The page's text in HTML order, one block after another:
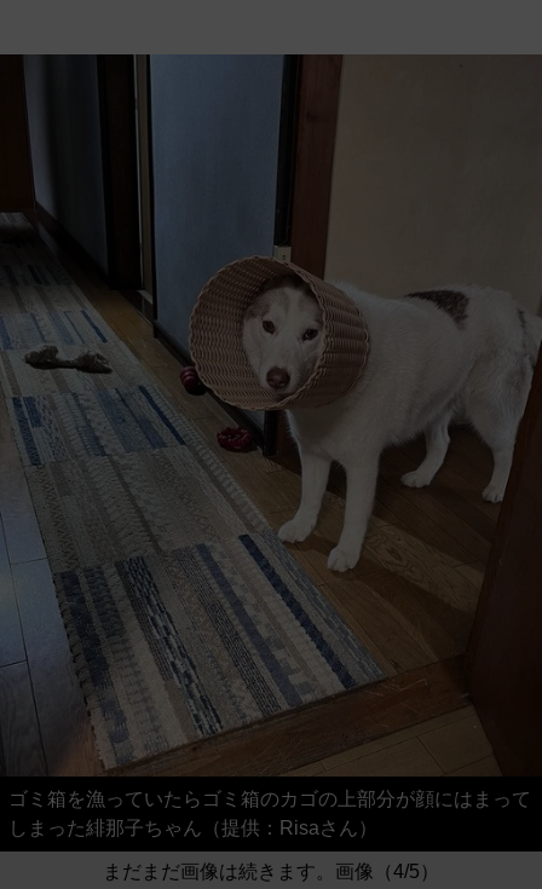
ゴミ箱を漁っていたらゴミ箱のカゴの上部分が顔にはまって
しまった緋那子ちゃん（提供：Risaさん）
まだまだ画像は続きます。画像（4/5）